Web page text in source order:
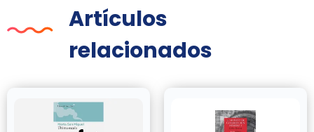
Artículos
relacionados